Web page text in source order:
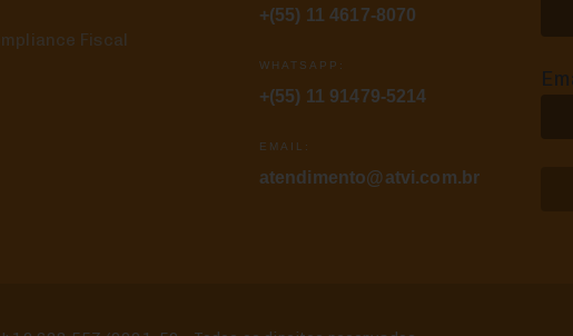
Fiscal
+(55) 11 4617-8070
WHATSAPP:
+(55) 11 91479-5214
EMAIL:
atendimento@atvi.com.br